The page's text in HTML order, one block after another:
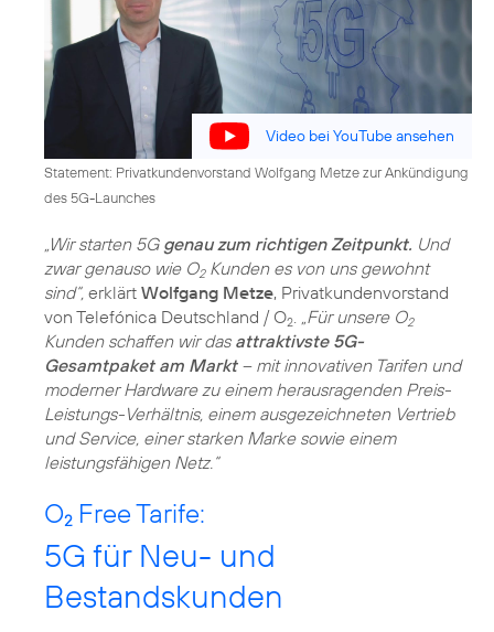
Video bei YouTube ansehen
Statement: Privatkundenvorstand Wolfgang Metze zur Ankündigung
des 5G-Launches
„Wir starten 5G genau zum richtigen Zeitpunkt. Und
zwar genauso wie O2Kunden es von uns gewohnt
sind“, erklärt Wolfgang Metze, Privatkundenvorstand
von Telefónica Deutschland / O2 „Für unsere O2
Kunden schaffen wir das attraktivste 5G-
Gesamtpaket am Markt– mit innovativen Tarifen und
moderner Hardware zu einem herausragenden Preis-
Leistungs-Verhältnis, einem ausgezeichneten Vertrieb
und Service, einer starken Marke sowie einem
leistungsfähigen Netz.“
O2 Free Tarife:
5G für Neu- und
Bestandskunden